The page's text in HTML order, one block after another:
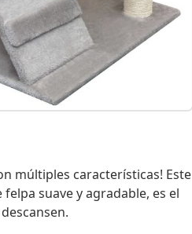
múltiples características! Este
suave y agradable, es el